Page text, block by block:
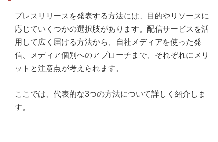
プレスリリースを発表する方法には、目的やリソースに
応じていくつかの選択肢があります。配信サービスを活
用して広く届ける方法から、自社メディアを使った発
信、メディア個別へのアプローチまで、それぞれにメリ
ットと注意点が考えられます。
ここでは、代表的な3つの方法について詳しく紹介しま
す。